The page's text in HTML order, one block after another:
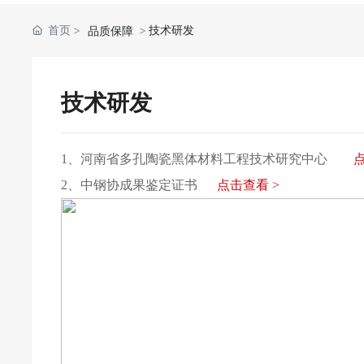
首页 品质保障 技术研发
技术研发
1、河南省多孔陶瓷黑体材料工程技术研究中心
2、 中钢协成果鉴定证书 点击查看 >